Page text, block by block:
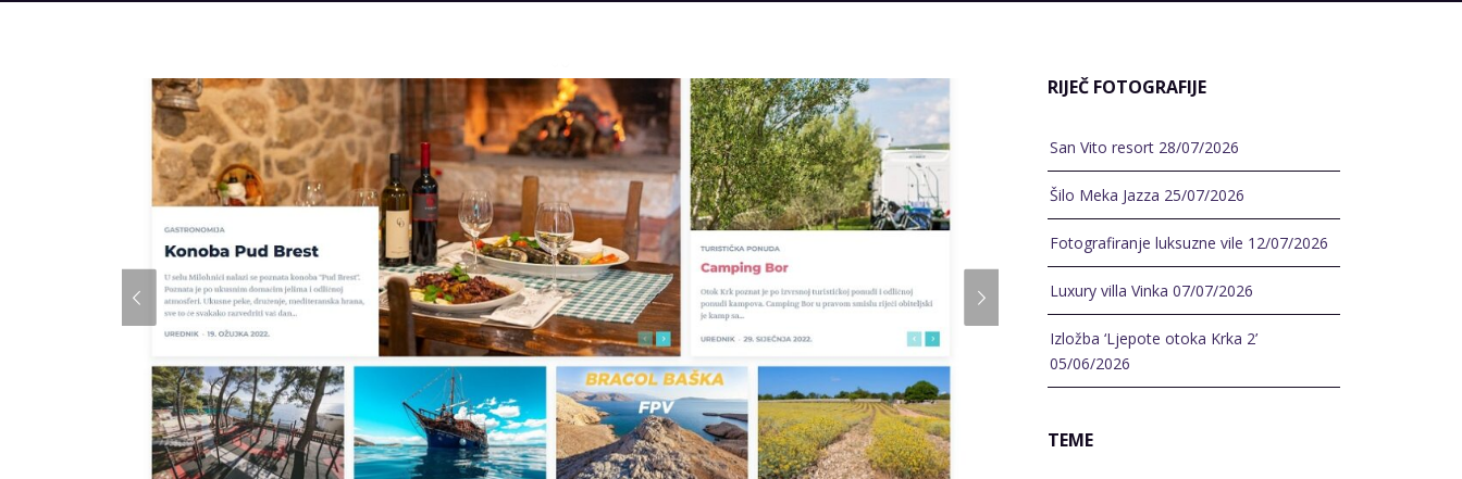
RIJEČ FOTOGRAFIJE
San Vito resort 28/07/2026
Šilo Meka Jazza 25/07/2026
Fotografiranje luksuzne vile 12/07/2026
Luxury villa Vinka 07/07/2026
Izložba ‘Ljepote otoka Krka 2’
05/06/2026
TEME